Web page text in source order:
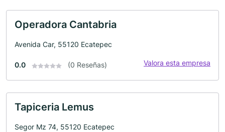
Operadora Cantabria
Avenida Car, 55120 Ecatepec
0.0 (0 Reseñas) Valora esta empresa
Tapiceria Lemus
Segor Mz 74, 55120 Ecatepec